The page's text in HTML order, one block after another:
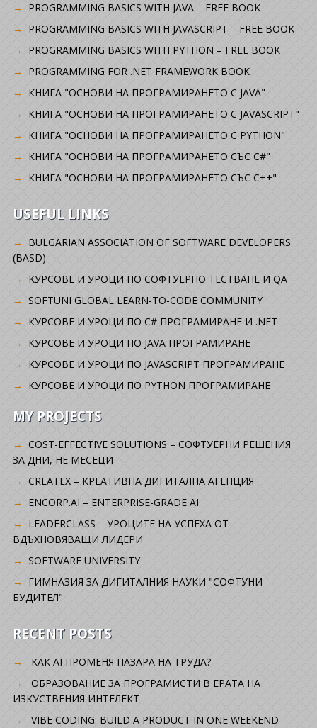
PROGRAMMING BASICS WITH JAVA – FREE BOOK
PROGRAMMING BASICS WITH JAVASCRIPT – FREE BOOK
PROGRAMMING BASICS WITH PYTHON – FREE BOOK
PROGRAMMING FOR .NET FRAMEWORK BOOK
КНИГА "ОСНОВИ НА ПРОГРАМИРАНЕТО С JAVA"
КНИГА "ОСНОВИ НА ПРОГРАМИРАНЕТО С JAVASCRIPT"
КНИГА "ОСНОВИ НА ПРОГРАМИРАНЕТО С PYTHON"
КНИГА "ОСНОВИ НА ПРОГРАМИРАНЕТО СЪС C#"
КНИГА "ОСНОВИ НА ПРОГРАМИРАНЕТО СЪС C++"
USEFUL LINKS
BULGARIAN ASSOCIATION OF SOFTWARE DEVELOPERS
(BASD)
KУРСОВЕ И УРОЦИ ПО СОФТУЕРНО ТЕСТВАНЕ И QA
SOFTUNI GLOBAL LEARN-TO-CODE COMMUNITY
КУРСОВЕ И УРОЦИ ПО C# ПРОГРАМИРАНЕ И .NET
КУРСОВЕ И УРОЦИ ПО JAVA ПРОГРАМИРАНЕ
КУРСОВЕ И УРОЦИ ПО JAVASCRIPT ПРОГРАМИРАНЕ
КУРСОВЕ И УРОЦИ ПО PYTHON ПРОГРАМИРАНЕ
MY PROJECTS
COST-EFFECTIVE SOLUTIONS – СОФТУЕРНИ РЕШЕНИЯ
ЗА ДНИ, НЕ МЕСЕЦИ
CREATEX – КРЕАТИВНА ДИГИТАЛНА АГЕНЦИЯ
ENCORP.AI – ENTERPRISE-GRADE AI
LEADERCLASS – УРОЦИТЕ НА УСПЕХА ОТ
ВДЪХНОВЯВАЩИ ЛИДЕРИ
SOFTWARE UNIVERSITY
ГИМНАЗИЯ ЗА ДИГИТАЛНИЯ НАУКИ "СОФТУНИ
БУДИТЕЛ"
RECENT POSTS
КАК AI ПРОМЕНЯ ПАЗАРА НА ТРУДА?
ОБРАЗОВАНИЕ ЗА ПРОГРАМИСТИ В ЕРАТА НА
ИЗКУСТВЕНИЯ ИНТЕЛЕКТ
VIBE CODING: BUILD A PRODUCT IN ONE WEEKEND